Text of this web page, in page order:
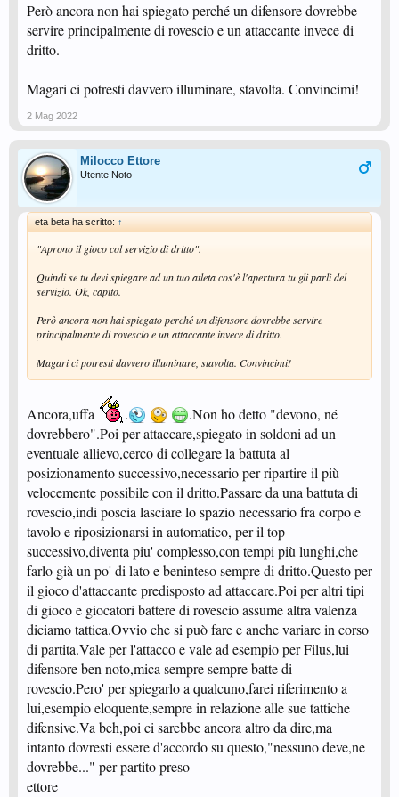
Però ancora non hai spiegato perché un difensore dovrebbe
servire principalmente di rovescio e un attaccante invece di
dritto.
Magari ci potresti davvero illuminare, stavolta. Convincimi!
2 Mag 2022
Milocco Ettore
Utente Noto
eta beta ha scritto: ↑
"Aprono il gioco col servizio di dritto".
Quindi se tu devi spiegare ad un tuo atleta cos'è l'apertura tu gli parli del
servizio. Ok, capito.
Però ancora non hai spiegato perché un difensore dovrebbe servire
principalmente di rovescio e un attaccante invece di dritto.
Magari ci potresti davvero illuminare, stavolta. Convincimi!
Ancora,uffa .
.Non ho detto "devono, né
dovrebbero".Poi per attaccare,spiegato in soldoni ad un
eventuale allievo,cerco di collegare la battuta al
posizionamento successivo,necessario per ripartire il più
velocemente possibile con il dritto.Passare da una battuta di
rovescio,indi poscia lasciare lo spazio necessario fra corpo e
tavolo e riposizionarsi in automatico, per il top
successivo,diventa piu' complesso,con tempi più lunghi,che
farlo già un po' di lato e beninteso sempre di dritto.Questo per
il gioco d'attaccante predisposto ad attaccare.Poi per altri tipi
di gioco e giocatori battere di rovescio assume altra valenza
diciamo tattica.Ovvio che si può fare e anche variare in corso
di partita.Vale per l'attacco e vale ad esempio per Filus,lui
difensore ben noto,mica sempre sempre batte di
rovescio.Pero' per spiegarlo a qualcuno,farei riferimento a
lui,esempio eloquente,sempre in relazione alle sue tattiche
difensive.Va beh,poi ci sarebbe ancora altro da dire,ma
intanto dovresti essere d'accordo su questo,"nessuno deve,ne
dovrebbe..." per partito preso
ettore